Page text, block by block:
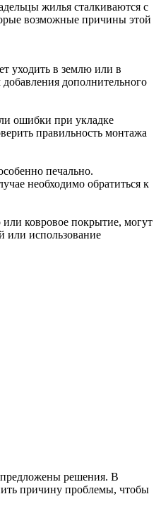
жилья сталкиваются с
возможные причины этой
уходить в землю или в
дополнительного
ошибки при укладке
правильность монтажа
печально.
необходимо обратиться к
ковровое покрытие, могут
или использование
решения. В
причину проблемы, чтобы